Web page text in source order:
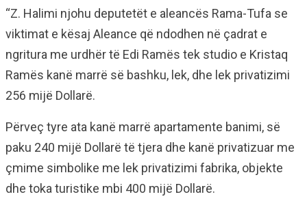
“Z. Halimi njohu deputetët e aleancës Rama-Tufa se
viktimat e kësaj Aleance që ndodhen në çadrat e
ngritura me urdhër të Edi Ramës tek studio e Kristaq
Ramës kanë marrë së bashku, lek, dhe lek privatizimi
256 mijë Dollarë.
Përveç tyre ata kanë marrë apartamente banimi, së
paku 240 mijë Dollarë të tjera dhe kanë privatizuar me
çmime simbolike me lek privatizimi fabrika, objekte
dhe toka turistike mbi 400 mijë Dollarë.